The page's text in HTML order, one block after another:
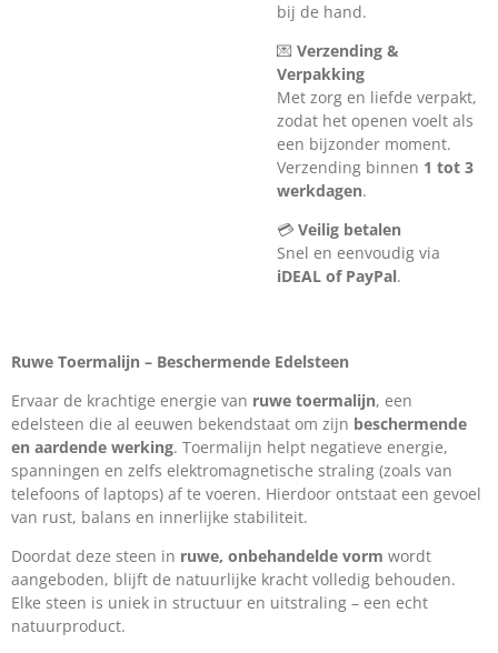
bij de hand.
💌 Verzending &
Verpakking
Met zorg en liefde verpakt,
zodat het openen voelt als
een bijzonder moment.
Verzending binnen 1 tot 3
werkdagen.
💳 Veilig betalen
Snel en eenvoudig via
iDEAL of PayPal.
Ruwe Toermalijn – Beschermende Edelsteen
Ervaar de krachtige energie van ruwe toermalijn, een
edelsteen die al eeuwen bekendstaat om zijn beschermende
en aardende werking. Toermalijn helpt negatieve energie,
spanningen en zelfs elektromagnetische straling (zoals van
telefoons of laptops) af te voeren. Hierdoor ontstaat een gevoel
van rust, balans en innerlijke stabiliteit.
Doordat deze steen in ruwe, onbehandelde vorm wordt
aangeboden, blijft de natuurlijke kracht volledig behouden.
Elke steen is uniek in structuur en uitstraling – een echt
natuurproduct.